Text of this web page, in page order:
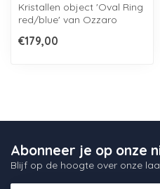
Kristallen object 'Oval Ring
red/blue' van Ozzaro
uit B...
€179,00
Abonneer je op onze
Blijf op de hoogte over onze